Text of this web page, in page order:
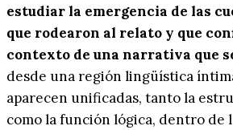
estudiar la emergencia de las
que rodearon al relato y que
contexto de una narrativa que
desde una región lingüística
aparecen unificadas, tanto la
como la función lógica, dentro de